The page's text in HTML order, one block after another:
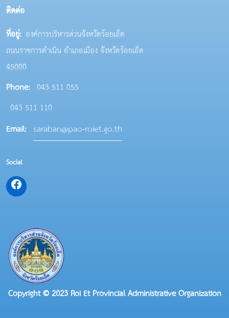
ติดต่อ
ที่อยู่: องค์การบริหารส่วนจังหวัดร้อยเอ็ด
ถนนราชการดำเนิน อำเภอเมือง จังหวัดร้อยเอ็ด
45000
Phone: 043 511 055
043 511 110
Email: saraban@pao-roiet.go.th
Social
Copyright © 2023 Roi Et Provincial Administrative Organization